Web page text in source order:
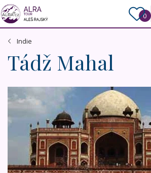
0
Indie
Tádž Mahal
Přírodní i kulturní skvosty severní Indie